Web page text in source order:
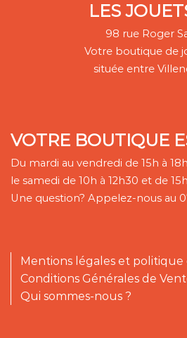
LES
98 rue Roger
Votre boutique de
située entre
VOTRE BOUTIQUE
Du mardi au vendredi de 15h à
le samedi de 10h à 12h30 et de
Une question? Appelez-nous au
Mentions légales et
Conditions Générales de
Qui sommes-nous ?